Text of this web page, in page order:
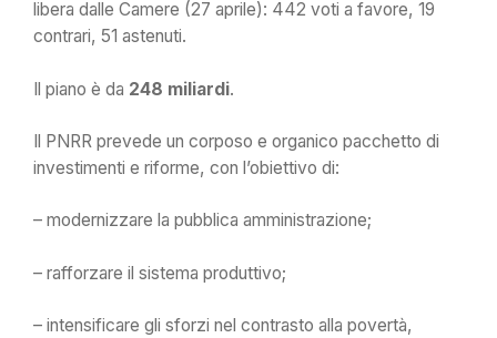
libera dalle Camere (27 aprile): 442 voti a favore, 19
contrari, 51 astenuti.
Il piano è da 248 miliardi.
Il PNRR prevede un corposo e organico pacchetto di
investimenti e riforme, con l’obiettivo di:
– modernizzare la pubblica amministrazione;
– rafforzare il sistema produttivo;
– intensificare gli sforzi nel contrasto alla povertà,